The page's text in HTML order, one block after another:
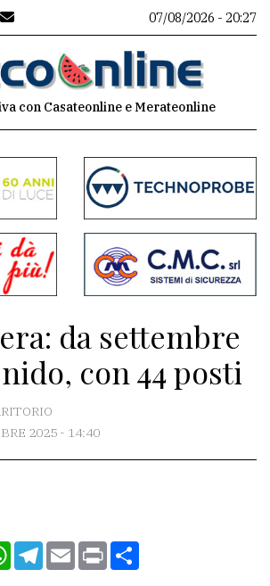
07/08/2026 - 20:27
con Casateonline e Merateonline
da settembre
con 44 posti
2025 - 14:40
WhatsApp
Telegram
EmailPrint